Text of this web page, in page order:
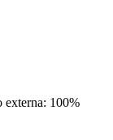
externa: 100%